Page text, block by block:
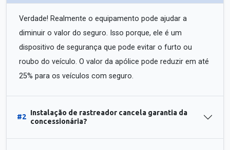
Verdade! Realmente o equipamento pode ajudar a
diminuir o valor do seguro. Isso porque, ele é um
dispositivo de segurança que pode evitar o furto ou
roubo do veículo. O valor da apólice pode reduzir em até
25% para os veículos com seguro.
#2
Instalação de rastreador cancela garantia da
concessionária?